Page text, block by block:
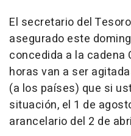
El secretario del
asegurado este
concedida a la cadena
horas van a ser
(a los países) que si
situación, el 1 de
arancelario del 2 de